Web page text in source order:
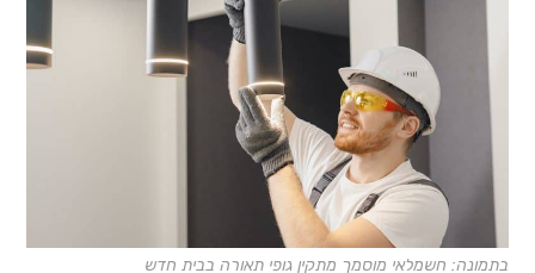
בתמונה: חשמלאי מוסמך מתקין גופי תאורה בבית חדש